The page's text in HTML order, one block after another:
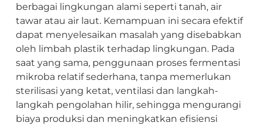
berbagai lingkungan alami seperti tanah, air
tawar atau air laut. Kemampuan ini secara efektif
dapat menyelesaikan masalah yang disebabkan
oleh limbah plastik terhadap lingkungan. Pada
saat yang sama, penggunaan proses fermentasi
mikroba relatif sederhana, tanpa memerlukan
sterilisasi yang ketat, ventilasi dan langkah-
langkah pengolahan hilir, sehingga mengurangi
biaya produksi dan meningkatkan efisiensi